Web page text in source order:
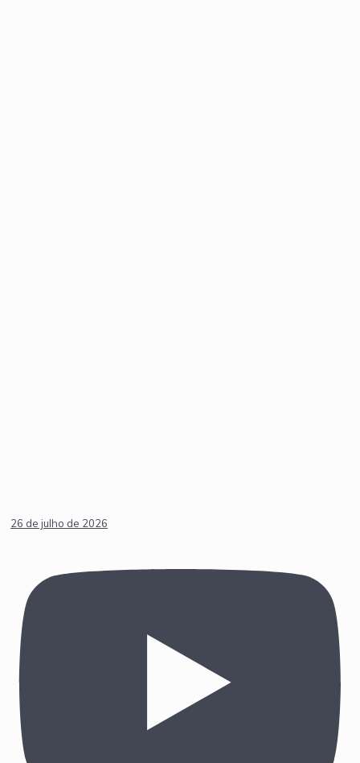
26 de julho de 2026